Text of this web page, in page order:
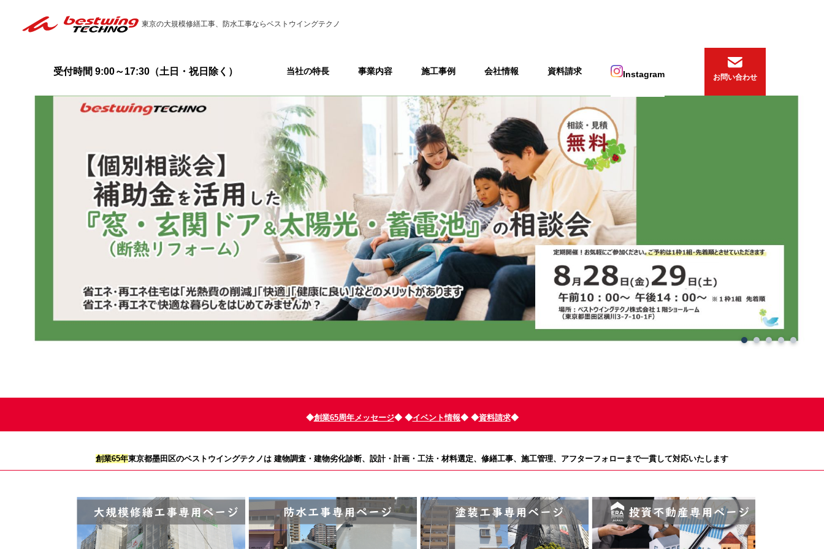
東京の大規模修繕工事、防水工事ならベストウイングテクノ
受付時間 9:00～17:30（土日・祝日除く） 当社の特長 事業内容 施工事例 会社情報 資料請求 Instagram お問い合わせ
◆創業65周年メッセージ◆ ◆イベント情報◆ ◆資料請求◆
創業65年東京都墨田区のベストウイングテクノは 建物調査・建物劣化診断、設計・計画・工法・材料選定、修繕工事、施工管理、アフターフォローまで一貫して対応いたします